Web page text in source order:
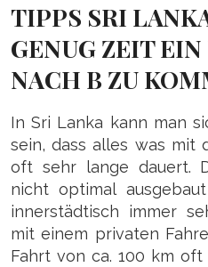
TIPPS SRI
GENUG ZEIT
NACH B ZU
In Sri Lanka kann man
sein, dass alles was mit
oft sehr lange dauert.
nicht optimal
innerstädtisch immer
mit einem privaten
Fahrt von ca. 100 km